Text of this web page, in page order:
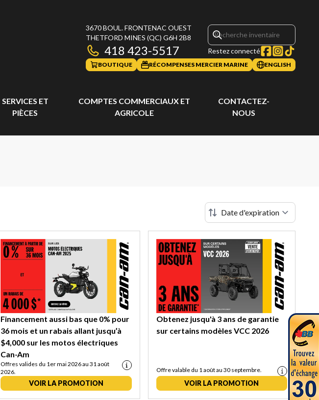
3670 BOUL. FRONTENAC OUEST
THETFORD MINES (QC) G6H 2B8
418 423-5517 Restez connecté
BOUTIQUE RÉCOMPENSES MERCIER MARINE ENGLISH
SERVICES ET
PIÈCES
COMPTES COMMERCIAUX ET
AGRICOLE
CONTACTEZ-
NOUS
Financement aussi bas que 0% pour
36 mois et un rabais allant jusqu’à
$4,000 sur les motos électriques
Can-Am
Offres valides du 1er mai 2026 au 31 août
2026.
VOIR LA PROMOTION
Obtenez jusqu'à 3 ans de garantie
sur certains modèles VCC 2026
Offre valable du 1 août au 30 septembre.
VOIR LA PROMOTION